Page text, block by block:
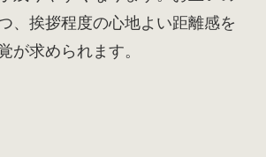
、挨拶程度の心地よい距離感を
が求められます。